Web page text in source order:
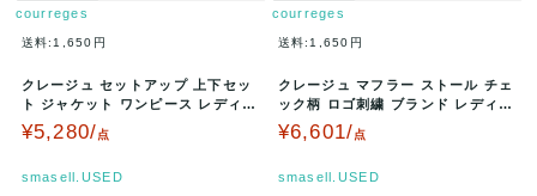
courreges
送料:1,650円
クレージュ セットアップ 上下セッ
ト ジャケット ワンピース レディー
ス 38サイズ 水色 cour…
¥5,280/点
smasell.USED
courreges
送料:1,650円
クレージュ マフラー ストール チェ
ック柄 ロゴ刺繍 ブランド レディー
ス グレー ピンク cour…
¥6,601/点
smasell.USED